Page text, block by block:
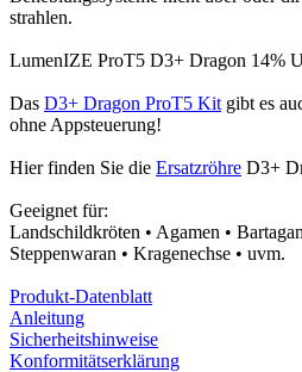
strahlen.
LumenIZE ProT5 D3+ Dragon 14%
Das D3+ Dragon ProT5 Kit gibt es
ohne Appsteuerung!
Hier finden Sie die Ersatzröhre D3+
Geeignet für:
Landschildkröten • Agamen •
Steppenwaran • Kragenechse • uvm.
Produkt-Datenblatt
Anleitung
Sicherheitshinweise
Konformitätserklärung